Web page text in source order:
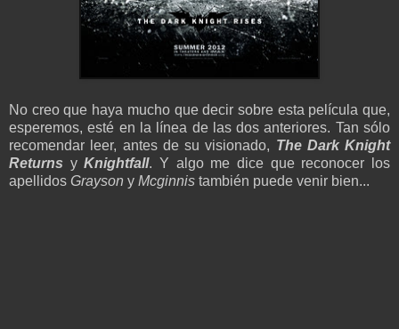
No creo que haya mucho que decir sobre esta película que,
esperemos, esté en la línea de las dos anteriores. Tan sólo
recomendar leer, antes de su visionado, The Dark Knight
Returns yKnightfall. Y algo me dice que reconocer los
apellidos Grayson y Mcginnis también puede venir bien...